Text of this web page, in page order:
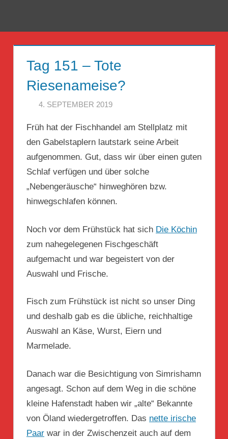
Guckloch
Herr
Geheimrat
auf
Reisen
Tag 151 – Tote
Riesenameise?
4. SEPTEMBER 2019
Früh hat der Fischhandel am Stellplatz mit
den Gabelstaplern lautstark seine Arbeit
aufgenommen. Gut, dass wir über einen guten
Schlaf verfügen und über solche
„Nebengeräusche“ hinweghören bzw.
hinwegschlafen können.
Noch vor dem Frühstück hat sich Die Köchin
zum nahegelegenen Fischgeschäft
aufgemacht und war begeistert von der
Auswahl und Frische.
Fisch zum Frühstück ist nicht so unser Ding
und deshalb gab es die übliche, reichhaltige
Auswahl an Käse, Wurst, Eiern und
Marmelade.
Danach war die Besichtigung von Simrishamn
angesagt. Schon auf dem Weg in die schöne
kleine Hafenstadt haben wir „alte“ Bekannte
von Öland wiedergetroffen. Das nette irische
Paar war in der Zwischenzeit auch auf dem